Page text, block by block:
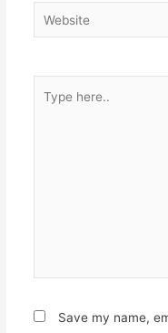
Website
here..
Save my name,